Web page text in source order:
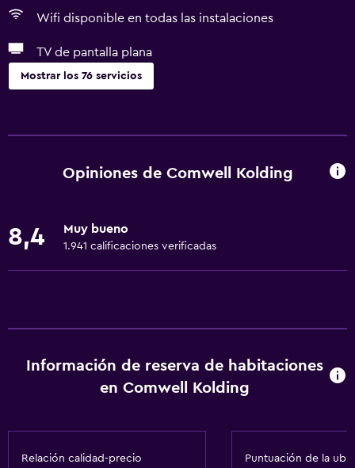
Wifi disponible en todas las instalaciones
TV de pantalla plana
Mostrar los 76 servicios
Wifi gratis
Toallas
Calefacción
Accesibilidad y adecuación
Opiniones de Comwell Kolding
8,4 Muy bueno
1.941 calificaciones verificadas
Información de reserva de habitaciones
en Comwell Kolding
Relación calidad-precio Puntuación de la